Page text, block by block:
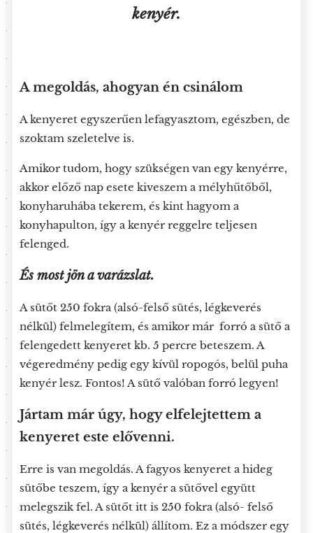
kenyér.
A megoldás, ahogyan én csinálom
A kenyeret egyszerűen lefagyasztom, egészben, de
szoktam szeletelve is.
Amikor tudom, hogy szükségen van egy kenyérre,
akkor előző nap esete kiveszem a mélyhűtőből,
konyharuhába tekerem, és kint hagyom a
konyhapulton, így a kenyér reggelre teljesen
felenged.
És most jön a varázslat.
A sütőt 250 fokra (alsó-felső sütés, légkeverés
nélkül) felmelegítem, és amikor már forró a sütő a
felengedett kenyeret kb. 5 percre beteszem. A
végeredmény pedig egy kívül ropogós, belül puha
kenyér lesz. Fontos! A sütő valóban forró legyen!
Jártam már úgy, hogy elfelejtettem a
kenyeret este elővenni.
Erre is van megoldás. A fagyos kenyeret a hideg
sütőbe teszem, így a kenyér a sütővel együtt
melegszik fel. A sütőt itt is 250 fokra (alsó- felső
sütés, légkeverés nélkül) állítom. Ez a módszer egy